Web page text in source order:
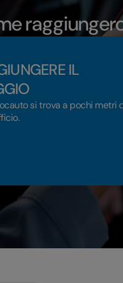
IL
si trova a pochi metri